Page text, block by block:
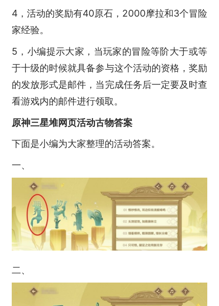
4，活动的奖励有40原石，2000摩拉和3个冒险
家经验。
5，小编提示大家，当玩家的冒险等阶大于或等
于十级的时候就具备参与这个活动的资格，奖励
的发放形式是邮件，当完成任务后一定要及时查
看游戏内的邮件进行领取。
原神三星堆网页活动古物答案
下面是小编为大家整理的活动答案。
一、
二、